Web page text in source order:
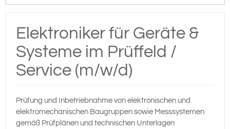
Elektroniker für Geräte &
Systeme im Prüffeld /
Service (m/w/d)
Prüfung und Inbetriebnahme von elektronischen und
elektromechanischen Baugruppen sowie Messsystemen
gemäß Prüfplänen und technischen Unterlagen